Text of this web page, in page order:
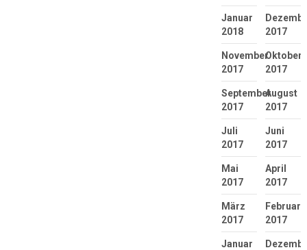
Januar
2018
2017
November
2017
Oktober
2017
September
2017
August
2017
Juli
2017
Juni
2017
Mai
2017
April
2017
März
2017
Februar
2017
Januar